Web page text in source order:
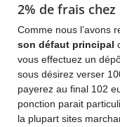
2% de frais
Comme nous l’avons
son défaut principal
vous effectuez un
sous désirez verser
payerez au final 102
ponction parait
la plupart sites